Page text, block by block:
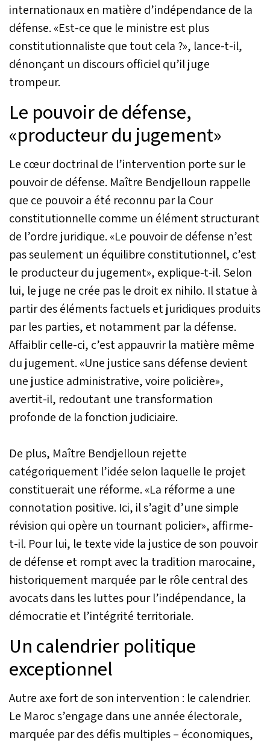
internationaux en matière d’indépendance de la
défense. «Est-ce que le ministre est plus
constitutionnaliste que tout cela ?», lance-t-il,
dénonçant un discours officiel qu’il juge
trompeur.
Le pouvoir de défense,
«producteur du jugement»
Le cœur doctrinal de l’intervention porte sur le
pouvoir de défense. Maître Bendjelloun rappelle
que ce pouvoir a été reconnu par la Cour
constitutionnelle comme un élément structurant
de l’ordre juridique. «Le pouvoir de défense n’est
pas seulement un équilibre constitutionnel, c’est
le producteur du jugement», explique-t-il. Selon
lui, le juge ne crée pas le droit ex nihilo. Il statue à
partir des éléments factuels et juridiques produits
par les parties, et notamment par la défense.
Affaiblir celle-ci, c’est appauvrir la matière même
du jugement. «Une justice sans défense devient
une justice administrative, voire policière»,
avertit-il, redoutant une transformation
profonde de la fonction judiciaire.
De plus, Maître Bendjelloun rejette
catégoriquement l’idée selon laquelle le projet
constituerait une réforme. «La réforme a une
connotation positive. Ici, il s’agit d’une simple
révision qui opère un tournant policier», affirme-
t-il. Pour lui, le texte vide la justice de son pouvoir
de défense et rompt avec la tradition marocaine,
historiquement marquée par le rôle central des
avocats dans les luttes pour l’indépendance, la
démocratie et l’intégrité territoriale.
Un calendrier politique
exceptionnel
Autre axe fort de son intervention : le calendrier.
Le Maroc s’engage dans une année électorale,
marquée par des défis multiples – économiques,